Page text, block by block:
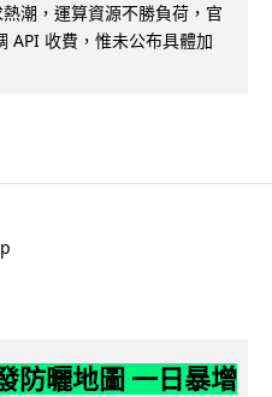
潮，運算資源不勝負荷，官
API 收費，惟未公布具體加
防曬地圖 一日暴增